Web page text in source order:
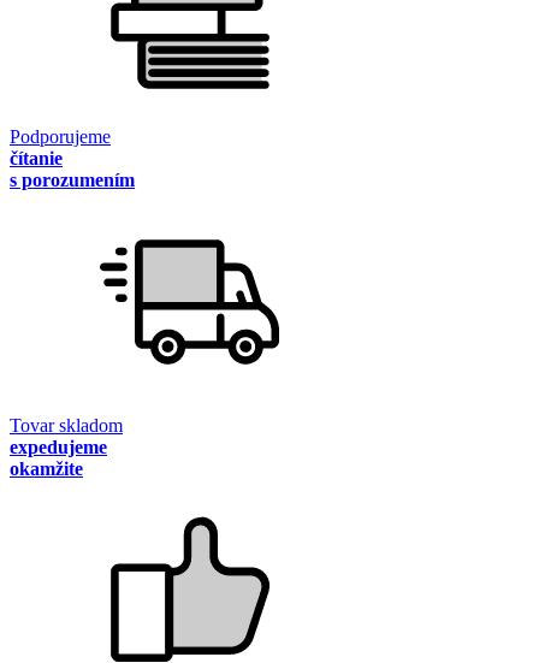
Podporujeme
čítanie
s porozumením
Tovar skladom
expedujeme
okamžite